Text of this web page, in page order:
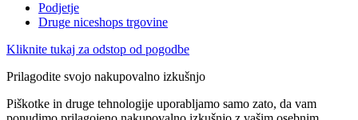
Podjetje
Druge niceshops trgovine
Kliknite tukaj za odstop od pogodbe
Prilagodite svojo nakupovalno izkušnjo
Piškotke in druge tehnologije uporabljamo samo zato, da vam